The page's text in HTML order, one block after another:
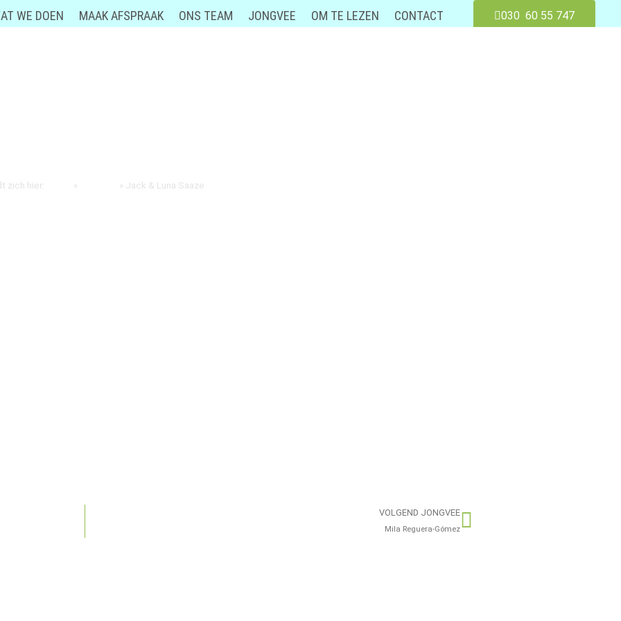
WE DOEN MAAK AFSPRAAK ONS TEAM JONGVEE OM TE LEZEN CONTACT 030 60 55 747
zich hier: » » Jack & Luna Saaze
VOLGEND JONGVEE
Mila Reguera-Gómez